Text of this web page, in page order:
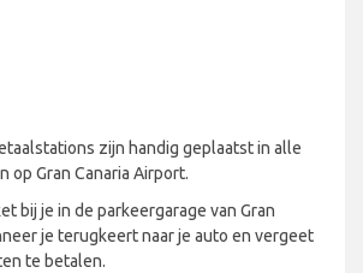
zijn handig geplaatst in alle
op Gran Canaria Airport.
bij je in de parkeergarage van Gran
je terugkeert naar je auto en vergeet
te betalen.